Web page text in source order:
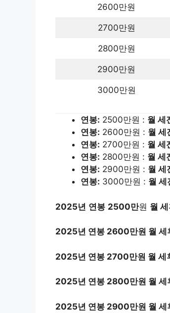
2600만원
2700만원
2800만원
2900만원
3000만원
연봉: 2500만원 : 월 세
연봉: 2600만원 : 월 세
연봉: 2700만원 : 월 세
연봉: 2800만원 : 월 세
연봉: 2900만원 : 월 세
연봉: 3000만원 : 월 세
2025년 연봉 2500만원 월
2025년 연봉 2600만원 월 세
2025년 연봉 2700만원 월 세
2025년 연봉 2800만원 월 세
2025년 연봉 2900만원 월 세